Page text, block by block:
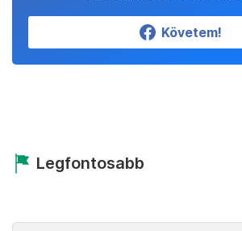
Követem!
Legfontosabb